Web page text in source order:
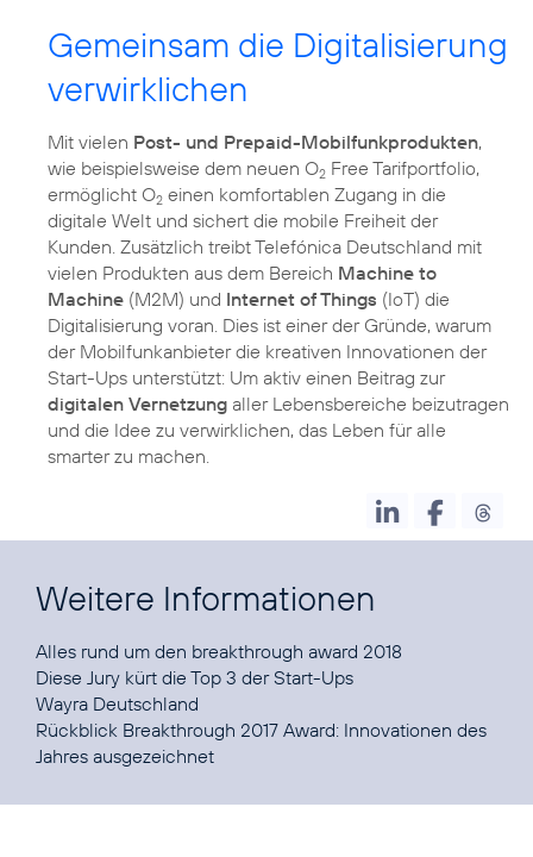
Gemeinsam die Digitalisierung
verwirklichen
Mit vielen Post- und Prepaid-Mobilfunkprodukten,
wie beispielsweise dem neuen O2 Free Tarifportfolio,
ermöglicht O2 einen komfortablen Zugang in die
digitale Welt und sichert die mobile Freiheit der
Kunden. Zusätzlich treibt Telefónica Deutschland mit
vielen Produkten aus dem Bereich Machine to
Machine (M2M) und Internet of Things (IoT) die
Digitalisierung voran. Dies ist einer der Gründe, warum
der Mobilfunkanbieter die kreativen Innovationen der
Start-Ups unterstützt: Um aktiv einen Beitrag zur
digitalen Vernetzung aller Lebensbereiche beizutragen
und die Idee zu verwirklichen, das Leben für alle
smarter zu machen.
Weitere Informationen
Alles rund um den breakthrough award 2018
Diese Jury
Wayra Deutschland
Rückblick Breakthrough 2017 Award: Innovationen des
Jahres ausgezeichnet